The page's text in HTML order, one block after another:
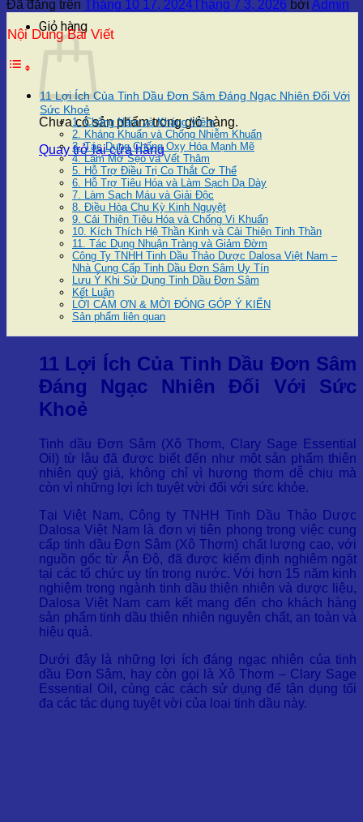
Giỏ hàng
Chưa có sản phẩm trong giỏ hàng.
Quay trở lại cửa hàng
Đã đăng trên Tháng 10 17, 2024Tháng 7 3, 2026 bởi Admin
Nội Dung Bài Viết
11 Lợi Ích Của Tinh Dầu Đơn Sâm Đáng Ngạc Nhiên Đối Với
Sức Khoẻ
1. Chống Nấm và Kháng Viêm
2. Kháng Khuẩn và Chống Nhiễm Khuẩn
3. Tác Dụng Chống Oxy Hóa Mạnh Mẽ
4. Làm Mờ Sẹo và Vết Thâm
5. Hỗ Trợ Điều Trị Co Thắt Cơ Thể
6. Hỗ Trợ Tiêu Hóa và Làm Sạch Dạ Dày
7. Làm Sạch Máu và Giải Độc
8. Điều Hòa Chu Kỳ Kinh Nguyệt
9. Cải Thiện Tiêu Hóa và Chống Vi Khuẩn
10. Kích Thích Hệ Thần Kinh và Cải Thiện Tinh Thần
11. Tác Dụng Nhuận Tràng và Giảm Đờm
Công Ty TNHH Tinh Dầu Thảo Dược Dalosa Việt Nam –
Nhà Cung Cấp Tinh Dầu Đơn Sâm Uy Tín
Lưu Ý Khi Sử Dụng Tinh Dầu Đơn Sâm
Kết Luận
LỜI CẢM ƠN & MỜI ĐÓNG GÓP Ý KIẾN
Sản phẩm liên quan
11 Lợi Ích Của Tinh Dầu Đơn Sâm
Đáng Ngạc Nhiên Đối Với Sức
Khoẻ
Tinh dầu Đơn Sâm (Xô Thơm, Clary Sage Essential
Oil) từ lâu đã được biết đến như một sản phẩm thiên
nhiên quý giá, không chỉ vì hương thơm dễ chịu mà
còn vì những lợi ích tuyệt vời đối với sức khỏe.
Tại Việt Nam, Công ty TNHH Tinh Dầu Thảo Dược
Dalosa Việt Nam là đơn vị tiên phong trong việc cung
cấp tinh dầu Đơn Sâm (Xô Thơm) chất lượng cao, với
nguồn gốc từ Ấn Độ, đã được kiểm định nghiêm ngặt
tại các tổ chức uy tín trong nước. Với hơn 15 năm kinh
nghiệm trong ngành tinh dầu thiên nhiên và dược liệu,
Dalosa Việt Nam cam kết mang đến cho khách hàng
sản phẩm tinh dầu thiên nhiên nguyên chất, an toàn và
hiệu quả.
Dưới đây là những lợi ích đáng ngạc nhiên của tinh
dầu Đơn Sâm, hay còn gọi là Xô Thơm – Clary Sage
Essential Oil, cùng các cách sử dụng để tận dụng tối
đa các tác dụng tuyệt vời của loại tinh dầu này.